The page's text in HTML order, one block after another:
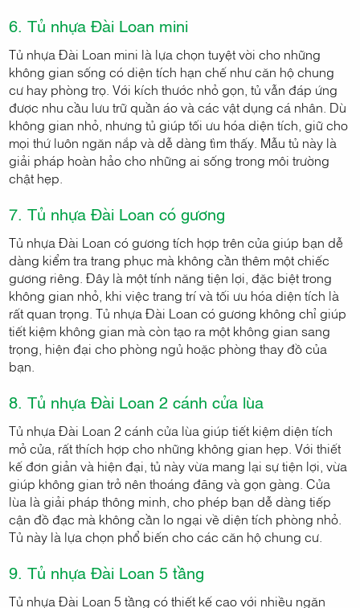
6. Tủ nhựa Đài Loan mini
Tủ nhựa Đài Loan mini là lựa chọn tuyệt vời cho những
không gian sống có diện tích hạn chế như căn hộ chung
cư hay phòng trọ. Với kích thước nhỏ gọn, tủ vẫn đáp ứng
được nhu cầu lưu trữ quần áo và các vật dụng cá nhân. Dù
không gian nhỏ, nhưng tủ giúp tối ưu hóa diện tích, giữ cho
mọi thứ luôn ngăn nắp và dễ dàng tìm thấy. Mẫu tủ này là
giải pháp hoàn hảo cho những ai sống trong môi trường
chật hẹp.
7. Tủ nhựa Đài Loan có gương
Tủ nhựa Đài Loan có gương tích hợp trên cửa giúp bạn dễ
dàng kiểm tra trang phục mà không cần thêm một chiếc
gương riêng. Đây là một tính năng tiện lợi, đặc biệt trong
không gian nhỏ, khi việc trang trí và tối ưu hóa diện tích là
rất quan trọng. Tủ nhựa Đài Loan có gương không chỉ giúp
tiết kiệm không gian mà còn tạo ra một không gian sang
trọng, hiện đại cho phòng ngủ hoặc phòng thay đồ của
bạn.
8. Tủ nhựa Đài Loan 2 cánh cửa lùa
Tủ nhựa Đài Loan 2 cánh cửa lùa giúp tiết kiệm diện tích
mở cửa, rất thích hợp cho những không gian hẹp. Với thiết
kế đơn giản và hiện đại, tủ này vừa mang lại sự tiện lợi, vừa
giúp không gian trở nên thoáng đãng và gọn gàng. Cửa
lùa là giải pháp thông minh, cho phép bạn dễ dàng tiếp
cận đồ đạc mà không cần lo ngại về diện tích phòng nhỏ.
Tủ này là lựa chọn phổ biến cho các căn hộ chung cư.
9. Tủ nhựa Đài Loan 5 tầng
Tủ nhựa Đài Loan 5 tầng có thiết kế cao với nhiều ngăn